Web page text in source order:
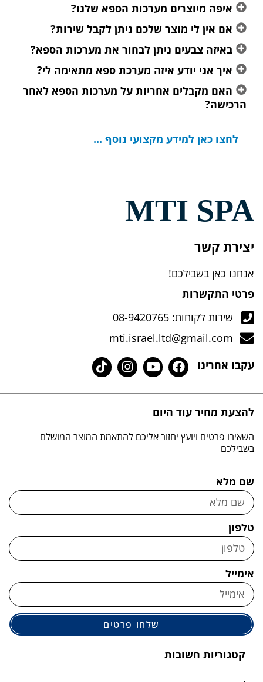
איפה מיוצרים מערכות הספא שלנו?
אם אין לי מוצר שלכם ניתן לקבל שירות?
באיזה צבעים ניתן לבחור את מערכות הספא?
איך אני יודע איזה מערכת ספא מתאימה לי?
האם מקבלים אחריות על מערכות הספא לאחר
הרכישה?
לחצו כאן למידע מקצועי נוסף ...
יצירת קשר
אנחנו כאן בשבילכם!
MTI SPA
פרטי התקשרות
שירות לקוחות: 08-9420765
mti.israel.ltd@gmail.com
עקבו אחרינו
להצעת מחיר עוד היום
השאירו פרטים ויועץ יחזור אליכם להתאמת המוצר המושלם
בשבילכם
שם מלא
טלפון
אימייל
שלחו פרטים
קטגוריות חשובות